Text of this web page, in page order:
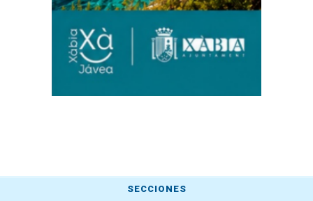
SECCIONES